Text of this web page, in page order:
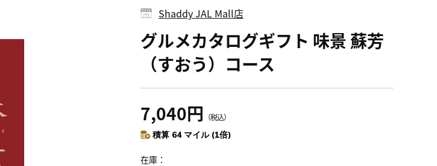
Shaddy JAL Mall店
グルメカタログギフト 味景 蘇芳
（すおう）コース
7,040円 （税込）
積算 64 マイル (1倍)
在庫